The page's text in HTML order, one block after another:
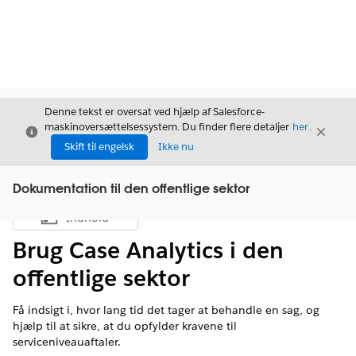
Luk
Denne tekst er oversat ved hjælp af Salesforce-
maskinoversættelsessystem. Du finder flere detaljer her.
Skift til engelsk
Ikke nu
Luk
Dokumentation til den offentlige sektor
Vis indholdsfortegnelse
Indhold
Brug Case Analytics i den
offentlige sektor
Få indsigt i, hvor lang tid det tager at behandle en sag, og
hjælp til at sikre, at du opfylder kravene til
serviceniveauaftaler.